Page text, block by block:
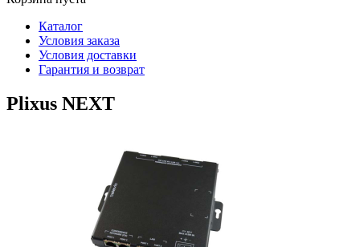
Каталог
Условия заказа
Условия доставки
Гарантия и возврат
Plixus NEXT